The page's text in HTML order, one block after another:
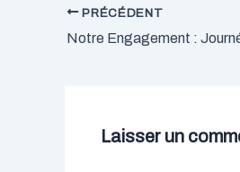
PRÉCÉDENT
Laisser un